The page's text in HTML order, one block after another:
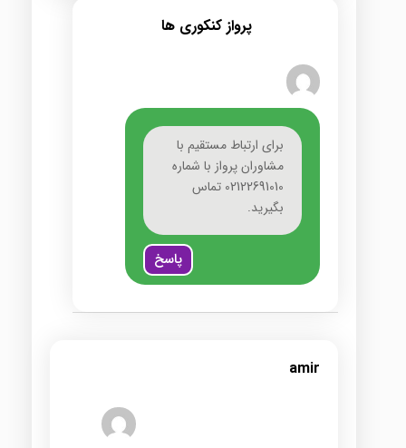
پرواز کنکوری ها
برای ارتباط مستقیم با
مشاوران پرواز با شماره
02122691010 تماس
بگیرید.
پاسخ
amir